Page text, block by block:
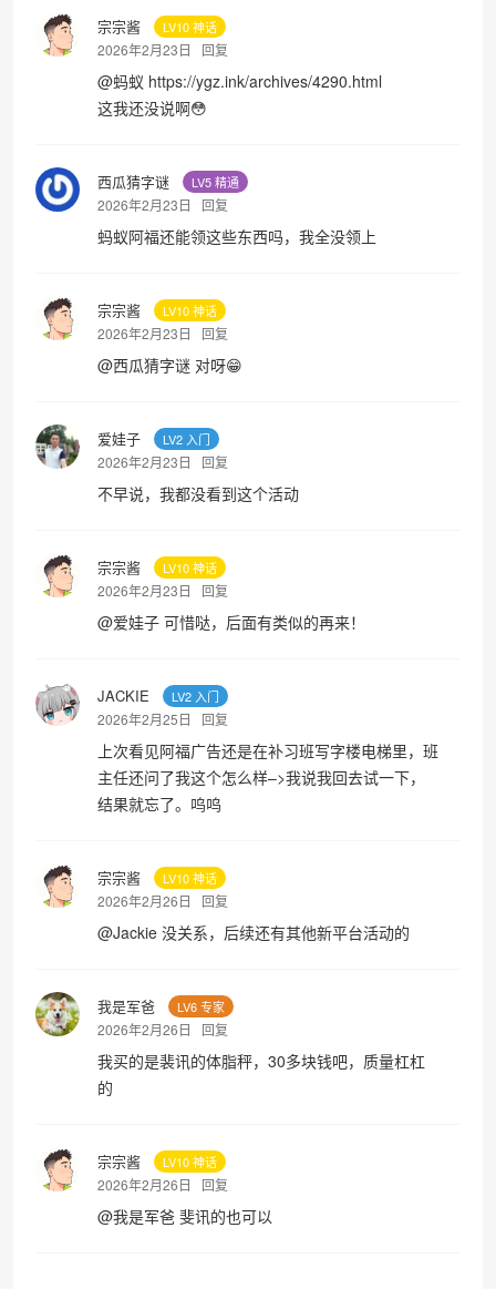
宗宗酱 LV10 神话
2026年2月23日 回复
@蚂蚁 https://ygz.ink/archives/4290.html
这我还没说啊😳
西瓜猜字谜 LV5 精通
2026年2月23日 回复
蚂蚁阿福还能领这些东西吗，我全没领上
宗宗酱 LV10 神话
2026年2月23日 回复
@西瓜猜字谜 对呀😁
爱娃子 LV2 入门
2026年2月23日 回复
不早说，我都没看到这个活动
宗宗酱 LV10 神话
2026年2月23日 回复
@爱娃子 可惜哒，后面有类似的再来！
JACKIE LV2 入门
2026年2月25日 回复
上次看见阿福广告还是在补习班写字楼电梯里，班
主任还问了我这个怎么样–>我说我回去试一下，
结果就忘了。呜呜
宗宗酱 LV10 神话
2026年2月26日 回复
@Jackie 没关系，后续还有其他新平台活动的
我是军爸 LV6 专家
2026年2月26日 回复
我买的是裴讯的体脂秤，30多块钱吧，质量杠杠
的
宗宗酱 LV10 神话
2026年2月26日 回复
@我是军爸 斐讯的也可以